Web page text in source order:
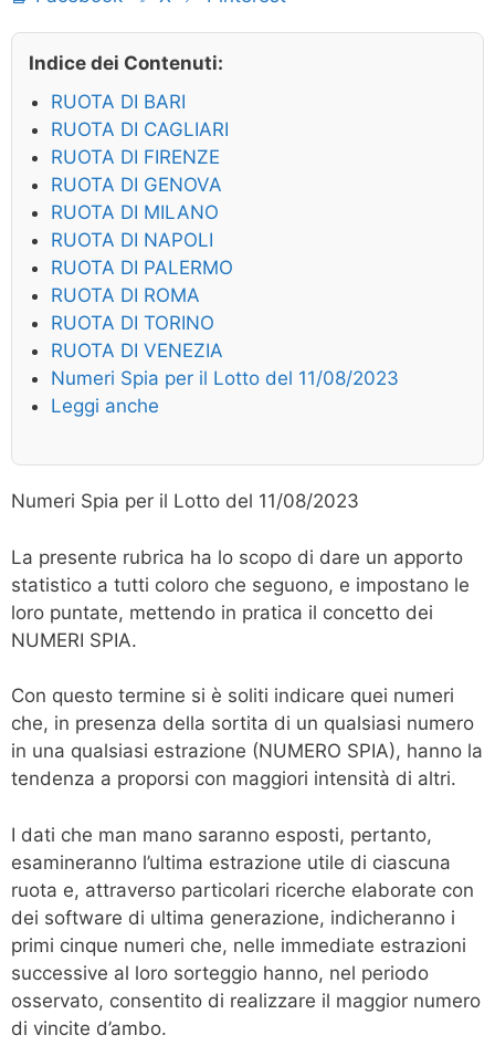
Indice dei Contenuti:
RUOTA DI BARI
RUOTA DI CAGLIARI
RUOTA DI FIRENZE
RUOTA DI GENOVA
RUOTA DI MILANO
RUOTA DI NAPOLI
RUOTA DI PALERMO
RUOTA DI ROMA
RUOTA DI TORINO
RUOTA DI VENEZIA
Numeri Spia per il Lotto del 11/08/2023
Leggi anche
Numeri Spia per il Lotto del 11/08/2023
La presente rubrica ha lo scopo di dare un apporto
statistico a tutti coloro che seguono, e impostano le
loro puntate, mettendo in pratica il concetto dei
NUMERI SPIA.
Con questo termine si è soliti indicare quei numeri
che, in presenza della sortita di un qualsiasi numero
in una qualsiasi estrazione (NUMERO SPIA), hanno la
tendenza a proporsi con maggiori intensità di altri.
I dati che man mano saranno esposti, pertanto,
esamineranno l’ultima estrazione utile di ciascuna
ruota e, attraverso particolari ricerche elaborate con
dei software di ultima generazione, indicheranno i
primi cinque numeri che, nelle immediate estrazioni
successive al loro sorteggio hanno, nel periodo
osservato, consentito di realizzare il maggior numero
di vincite d’ambo.